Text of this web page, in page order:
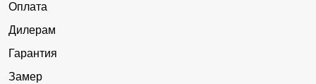
Оплата
Дилерам
Гарантия
Замер